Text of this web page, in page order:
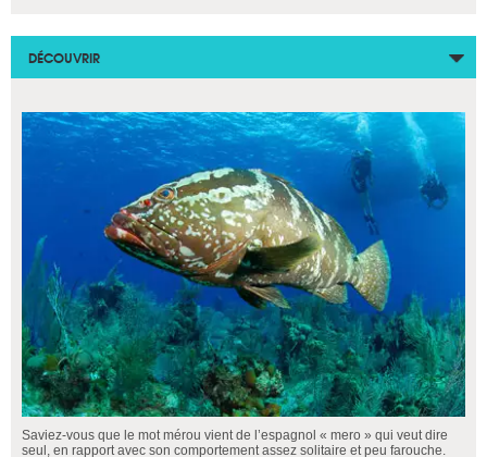
DÉCOUVRIR
Saviez-vous que le mot mérou vient de l’espagnol « mero » qui veut dire
seul, en rapport avec son comportement assez solitaire et peu farouche.